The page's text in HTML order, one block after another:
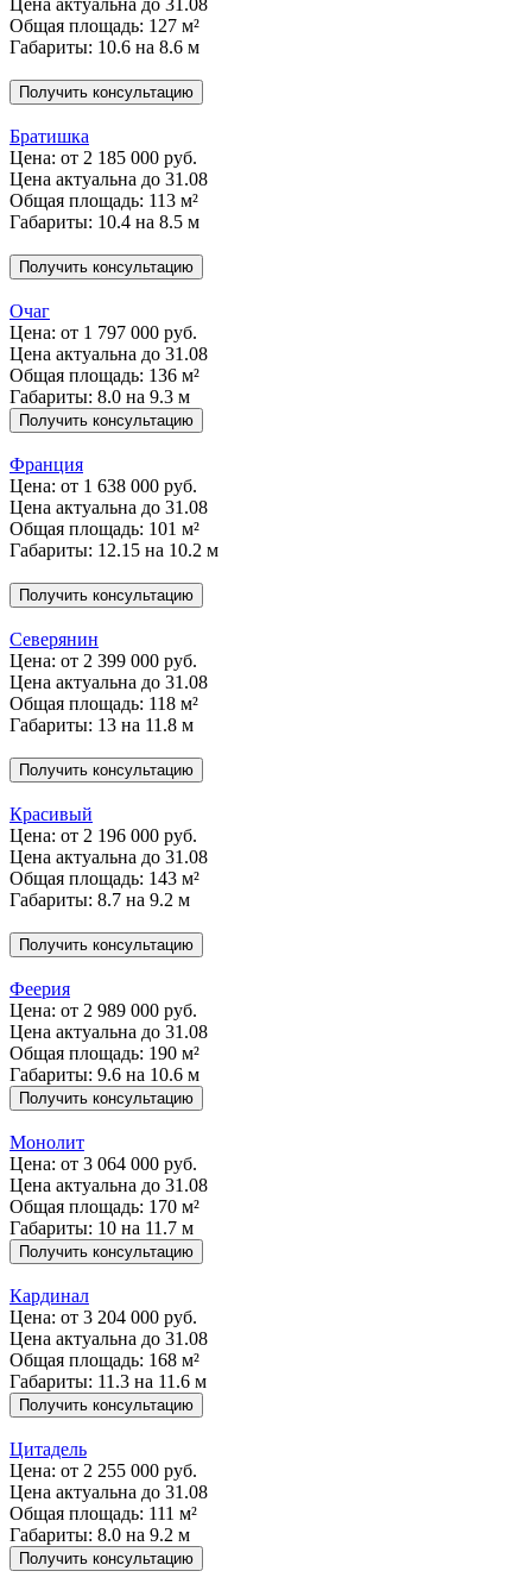
Общая площадь: 127 м²
Габариты: 10.6 на 8.6 м
Получить консультацию
Братишка
Цена: от 2 185 000 руб.
Цена актуальна до 31.08
Общая площадь: 113 м²
Габариты: 10.4 на 8.5 м
Получить консультацию
Очаг
Цена: от 1 797 000 руб.
Цена актуальна до 31.08
Общая площадь: 136 м²
Габариты: 8.0 на 9.3 м
Получить консультацию
Франция
Цена: от 1 638 000 руб.
Цена актуальна до 31.08
Общая площадь: 101 м²
Габариты: 12.15 на 10.2 м
Получить консультацию
Северянин
Цена: от 2 399 000 руб.
Цена актуальна до 31.08
Общая площадь: 118 м²
Габариты: 13 на 11.8 м
Получить консультацию
Красивый
Цена: от 2 196 000 руб.
Цена актуальна до 31.08
Общая площадь: 143 м²
Габариты: 8.7 на 9.2 м
Получить консультацию
Феерия
Цена: от 2 989 000 руб.
Цена актуальна до 31.08
Общая площадь: 190 м²
Габариты: 9.6 на 10.6 м
Получить консультацию
Монолит
Цена: от 3 064 000 руб.
Цена актуальна до 31.08
Общая площадь: 170 м²
Габариты: 10 на 11.7 м
Получить консультацию
Кардинал
Цена: от 3 204 000 руб.
Цена актуальна до 31.08
Общая площадь: 168 м²
Габариты: 11.3 на 11.6 м
Получить консультацию
Цитадель
Цена: от 2 255 000 руб.
Цена актуальна до 31.08
Общая площадь: 111 м²
Габариты: 8.0 на 9.2 м
Получить консультацию